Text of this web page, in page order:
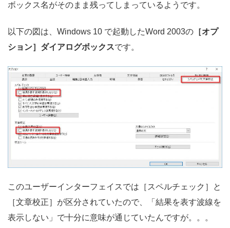
ボックス名がそのまま残ってしまっているようです。
以下の図は、Windows 10 で起動したWord 2003の ［オプ
ション］ダイアログボックスです。
このユーザーインターフェイスでは［スペルチェック］と
［文章校正］が区分されていたので、「結果を表す波線を
表示しない」で十分に意味が通じていたんですが。。。